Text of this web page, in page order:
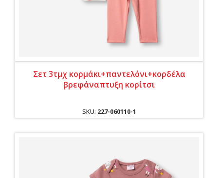
Σετ 3τμχ κορμάκι+παντελόνι+κορδέλα
βρεφάναπτυξη κορίτσι
SKU: 227-060110-1